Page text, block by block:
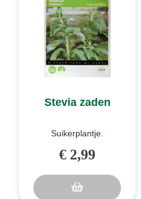
Stevia zaden
Suikerplantje.
gebruikt als zoetstof.
€ 2,99